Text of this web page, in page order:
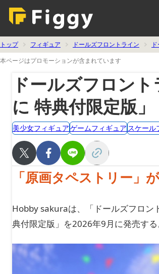
トップ フィギュア ドールズフロントライン
本ページはプロモーションが含まれています
ドールズフロン
に 特典付限定版」
美少女フィギュアゲームフィギュア スケール
「原画タペストリー」
Hobby sakuraは、「ドールズフロン
典付限定版」を2026年9月に発売する